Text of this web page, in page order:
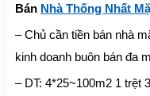
Bán Nhà Thống Nhất
– Chủ cần tiền bán nhà
kinh doanh buôn bán đa
– DT: 4*25~100m2 1 trệt